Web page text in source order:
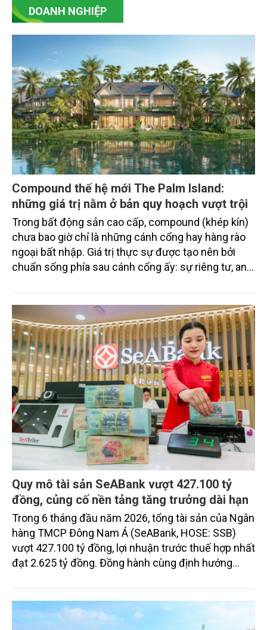
DOANH NGHIỆP
Compound thế hệ mới The Palm Island:
những giá trị nằm ở bản quy hoạch vượt trội
Trong bất động sản cao cấp, compound (khép kín)
chưa bao giờ chỉ là những cánh cổng hay hàng rào
ngoại bất nhập. Giá trị thực sự được tạo nên bởi
chuẩn sống phía sau cánh cổng ấy: sự riêng tư, an
vụ được thiết kế dành riêng cho họ.
Quy mô tài sản SeABank vượt 427.100 tỷ
đồng, củng cố nền tảng tăng trưởng dài hạn
Trong 6 tháng đầu năm 2026, tổng tài sản của Ngân
hàng TMCP Đông Nam Á (SeABank, HOSE: SSB)
vượt 427.100 tỷ đồng, lợi nhuận trước thuế hợp nhất
đạt 2.625 tỷ đồng. Đồng hành cùng định hướng
SeABank tiếp tục duy trì hoạt động hiệu quả, mở
rộng tín dụng, củng cố nguồn vốn và đảm bảo các
chỉ tiêu an toàn.